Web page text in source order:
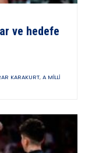
ve hedefe
KARAKURT, A MILLI